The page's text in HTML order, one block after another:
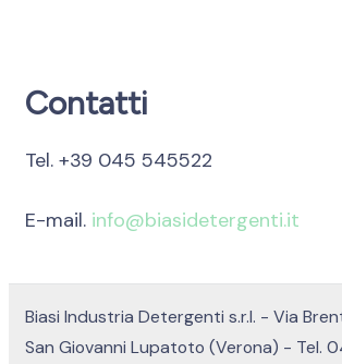
Contatti
Tel. +39 045 545522
E-mail. info@biasidetergenti.it
Biasi Industria Detergenti s.r.l. - Via
San Giovanni Lupatoto (Verona) - Tel.